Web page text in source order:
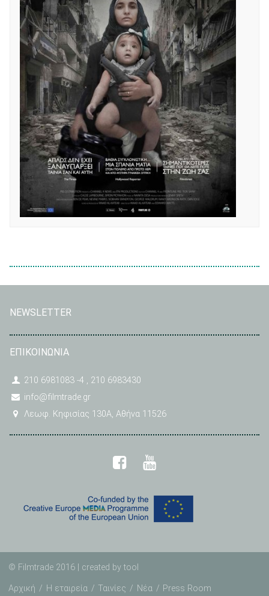
NEWSLETTER
ΕΠΙΚΟΙΝΩΝΙΑ
210 6981083 -4 , 210 6983430
info@filmtrade.gr
Λεωφ. Κηφισίας 130A, Αθήνα 11526
© Filmtrade 2016 | created bytool
Αρχική Η εταιρεία Ταινίες Νέα Press Room